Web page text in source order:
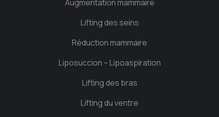
Augmentation mammaire
Lifting des seins
Réduction mammaire
Liposuccion – Lipoaspiration
Lifting des bras
Lifting du ventre